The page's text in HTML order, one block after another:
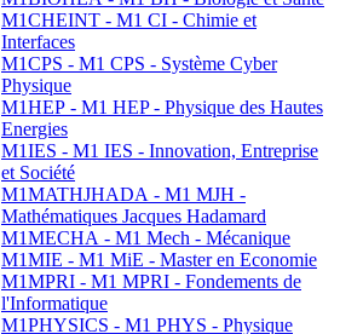
M1CHEINT - M1 CI - Chimie et
Interfaces
M1CPS - M1 CPS - Système Cyber
Physique
M1HEP - M1 HEP - Physique des Hautes
Energies
M1IES - M1 IES - Innovation, Entreprise
et Société
M1MATHJHADA - M1 MJH -
Mathématiques Jacques Hadamard
M1MECHA - M1 Mech - Mécanique
M1MIE - M1 MiE - Master en Economie
M1MPRI - M1 MPRI - Fondements de
l'Informatique
M1PHYSICS - M1 PHYS - Physique